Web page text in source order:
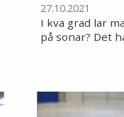
27.10.2021
I kva grad lar
på sonar? Det